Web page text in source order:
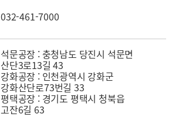
032-461-7000
석문공장 : 충청남도 당진시 석문면
산단3로13길 43
강화공장 : 인천광역시 강화군
강화산단로73번길 33
평택공장 : 경기도 평택시 청북읍
고잔6길 63